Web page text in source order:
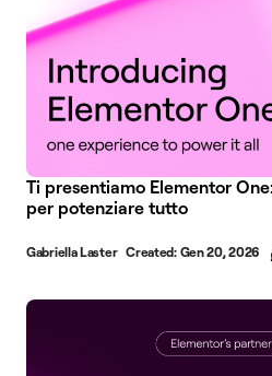
Ti presentiamo Elementor
per potenziare tutto
Gabriella Laster Created: Gen 20, 2026